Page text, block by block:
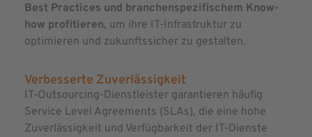
Best Practices und branchenspezifischem Know-
how profitieren, um ihre IT-Infrastruktur zu
optimieren und zukunftssicher zu gestalten.
Verbesserte Zuverlässigkeit
IT-Outsourcing-Dienstleister garantieren häufig
Service Level Agreements (SLAs), die eine hohe
Zuverlässigkeit und Verfügbarkeit der IT-Dienste